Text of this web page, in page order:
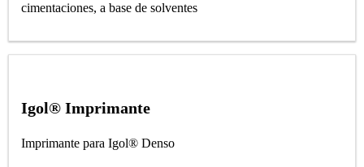
cimentaciones, a base de solventes
Igol® Imprimante
Imprimante para Igol® Denso